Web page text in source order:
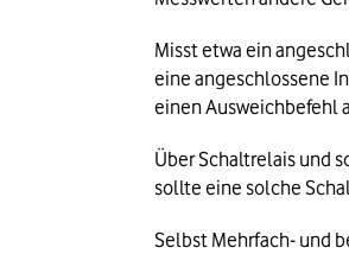
Misst etwa ein
eine angeschlossene
einen Ausweichbefehl
Über Schaltrelais und
sollte eine solche
Selbst Mehrfach- und